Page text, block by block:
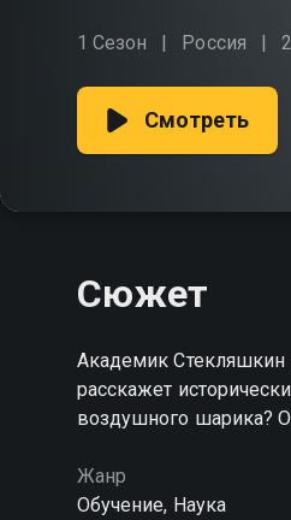
1 Сезон Россия
Смотреть
Сюжет
Академик Стекляшкин
расскажет
воздушного шарика?
Жанр
Обучение, Наука